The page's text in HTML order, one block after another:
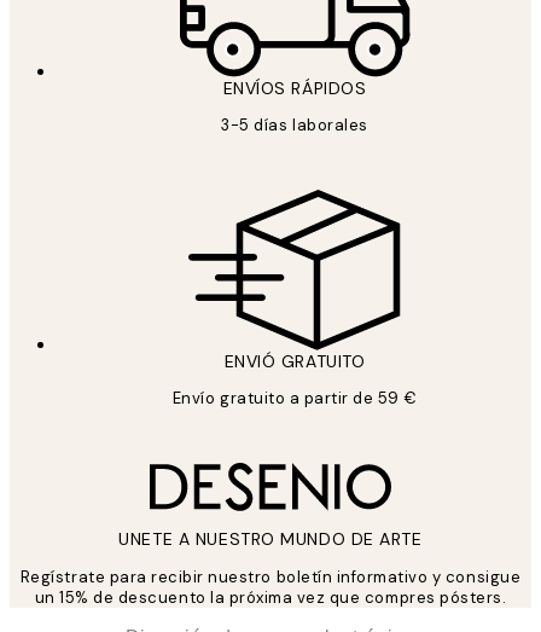
ENVÍOS RÁPIDOS
3-5 días laborales
ENVIÓ GRATUITO
Envío gratuito a partir de 59 €
UNETE A NUESTRO MUNDO DE ARTE
Regístrate para recibir nuestro boletín informativo y consigue
un 15% de descuento la próxima vez que compres pósters.